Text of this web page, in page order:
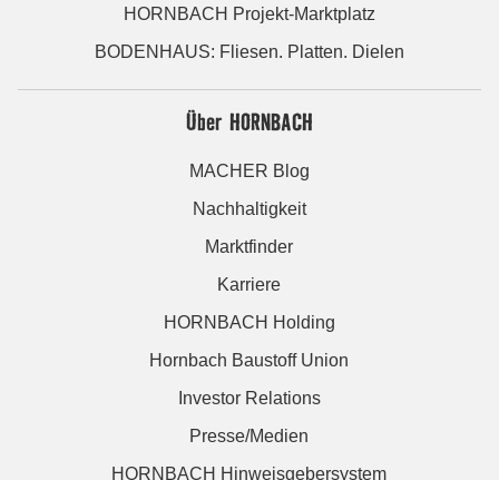
HORNBACH Projekt-Marktplatz
BODENHAUS: Fliesen. Platten. Dielen
Über HORNBACH
MACHER Blog
Nachhaltigkeit
Marktfinder
Karriere
HORNBACH Holding
Hornbach Baustoff Union
Investor Relations
Presse/Medien
HORNBACH Hinweisgebersystem